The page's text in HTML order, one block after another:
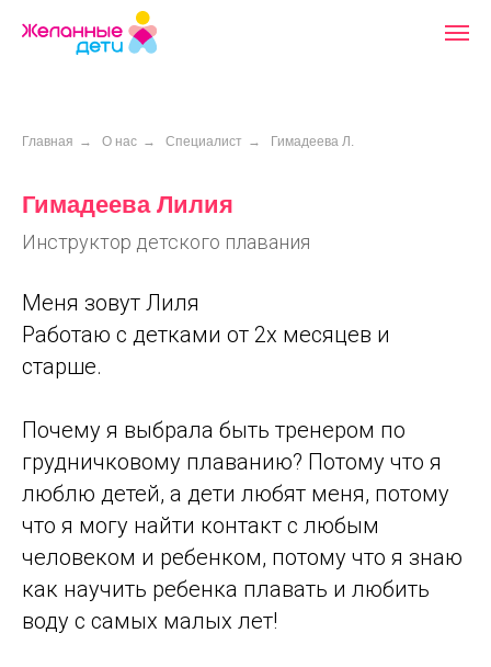
Главная → О нас → Специалист → Гимадеева Л.
Гимадеева Лилия
Инструктор детского плавания
Меня зовут Лиля
Работаю с детками от 2х месяцев и
старше.
Почему я выбрала быть тренером по
грудничковому плаванию? Потому что я
люблю детей, а дети любят меня, потому
что я могу найти контакт с любым
человеком и ребенком, потому что я знаю
как научить ребенка плавать и любить
воду с самых малых лет!